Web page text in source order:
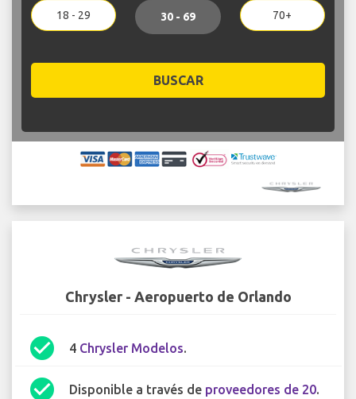
18 - 29 30 - 69 70+
BUSCAR
Chrysler - Aeropuerto de Orlando
check_circle 4 Chrysler Modelos.
check_circle Disponible a través de proveedores de 20.